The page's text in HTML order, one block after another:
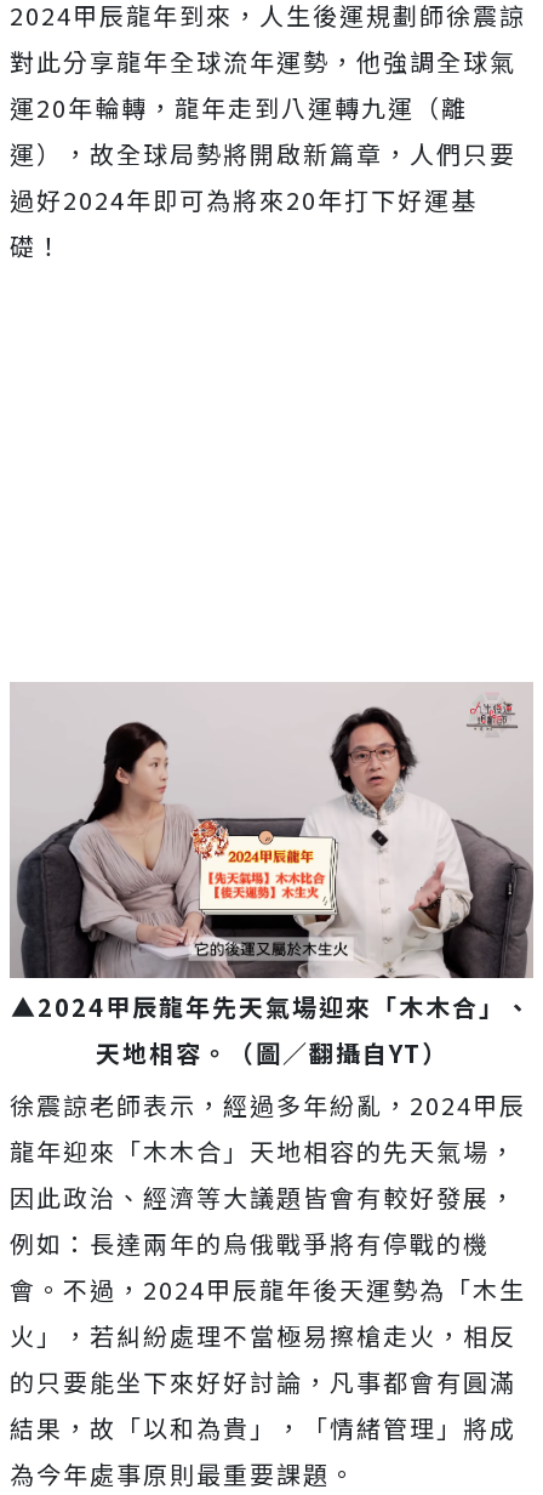
2024甲辰龍年到來，人生後運規劃師徐震諒
對此分享龍年全球流年運勢，他強調全球氣
運20年輪轉，龍年走到八運轉九運（離
運），故全球局勢將開啟新篇章，人們只要
過好2024年即可為將來20年打下好運基
礎！
▲2024甲辰龍年先天氣場迎來「木木合」、
天地相容。（圖／翻攝自YT）
徐震諒老師表示，經過多年紛亂，2024甲辰
龍年迎來「木木合」天地相容的先天氣場，
因此政治、經濟等大議題皆會有較好發展，
例如：長達兩年的烏俄戰爭將有停戰的機
會。不過，2024甲辰龍年後天運勢為「木生
火」，若糾紛處理不當極易擦槍走火，相反
的只要能坐下來好好討論，凡事都會有圓滿
結果，故「以和為貴」，「情緒管理」將成
為今年處事原則最重要課題。